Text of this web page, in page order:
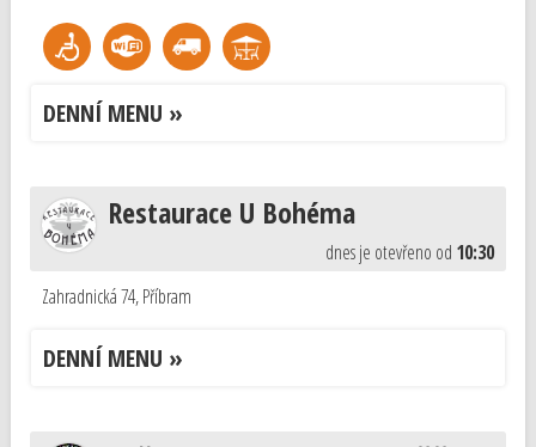
DENNÍ MENU »
Restaurace U Bohéma
dnes je otevřeno od 10:30
Zahradnická 74,Příbram
DENNÍ MENU »